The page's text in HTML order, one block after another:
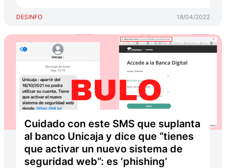
DESINFO 18/04/2022
Cuidado con este SMS que suplanta
al banco Unicaja y dice que “tienes
que activar un nuevo sistema de
seguridad web”: es ‘phishing’